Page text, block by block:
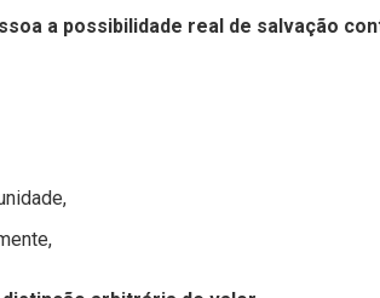
a possibilidade real de salvação